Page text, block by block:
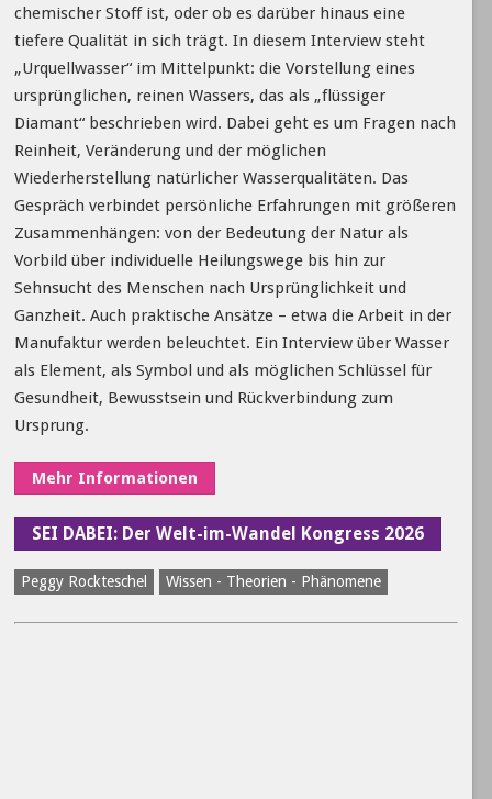
chemischer Stoff ist, oder ob es darüber hinaus eine
tiefere Qualität in sich trägt. In diesem Interview steht
„Urquellwasser“ im Mittelpunkt: die Vorstellung eines
ursprünglichen, reinen Wassers, das als „flüssiger
Diamant“ beschrieben wird. Dabei geht es um Fragen nach
Reinheit, Veränderung und der möglichen
Wiederherstellung natürlicher Wasserqualitäten. Das
Gespräch verbindet persönliche Erfahrungen mit größeren
Zusammenhängen: von der Bedeutung der Natur als
Vorbild über individuelle Heilungswege bis hin zur
Sehnsucht des Menschen nach Ursprünglichkeit und
Ganzheit. Auch praktische Ansätze – etwa die Arbeit in der
Manufaktur werden beleuchtet. Ein Interview über Wasser
als Element, als Symbol und als möglichen Schlüssel für
Gesundheit, Bewusstsein und Rückverbindung zum
Ursprung.
Mehr Informationen
SEI DABEI: Der Welt-im-Wandel Kongress 2026
Peggy Rockteschel Wissen - Theorien - Phänomene